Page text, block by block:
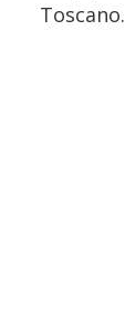
Toscano.